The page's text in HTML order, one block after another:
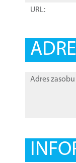
URL:
Adres